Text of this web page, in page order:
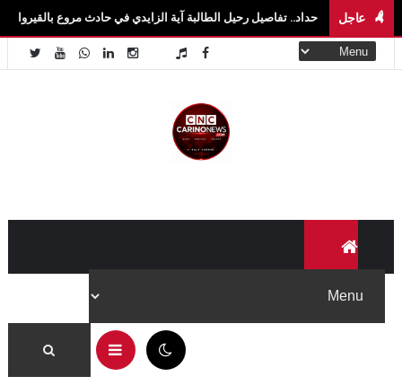
عاجل
تفاصيل رحيل الطالبة آية الزايدي في حادث مروع بالقيروان فاجعة تهزّ سيدي